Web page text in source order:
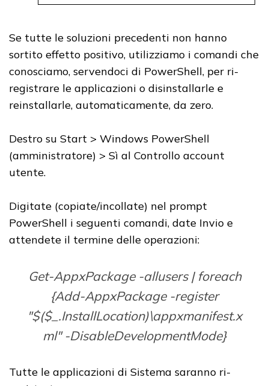
Se tutte le soluzioni precedenti non hanno
sortito effetto positivo, utilizziamo i comandi che
conosciamo, servendoci di PowerShell, per ri-
registrare le applicazioni o disinstallarle e
reinstallarle, automaticamente, da zero.
Destro su Start > Windows PowerShell
(amministratore) > Sì al Controllo account
utente.
Digitate (copiate/incollate) nel prompt
PowerShell i seguenti comandi, date Invio e
attendete il termine delle operazioni:
Get-AppxPackage -allusers | foreach
{Add-AppxPackage -register
"$($_.InstallLocation)\appxmanifest.x
ml" -DisableDevelopmentMode}
Tutte le applicazioni di Sistema saranno ri-